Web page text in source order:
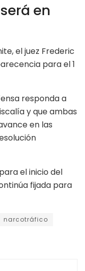
en
el juez Frederic
para el 1
responda a
y que ambas
en las
el inicio del
fijada para
narcotráfico